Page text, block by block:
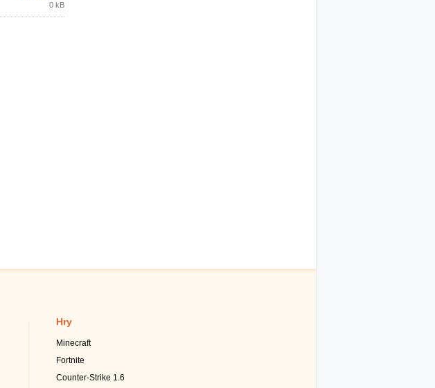
0 kB
Hry
Minecraft
Fortnite
Counter-Strike 1.6